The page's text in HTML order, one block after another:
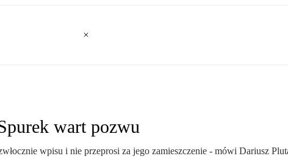
wart pozwu
wpisu i nie przeprosi za jego zamieszczenie - mówi Dariusz